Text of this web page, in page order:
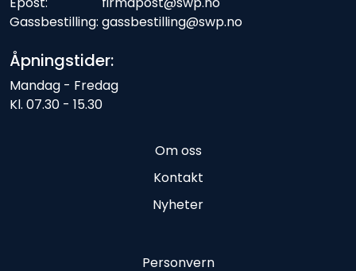
Gassbestilling: gassbestilling@swp.no
Åpningstider:
Mandag - Fredag
Kl. 07.30 - 15.30
Om oss
Kontakt
Nyheter
Personvern